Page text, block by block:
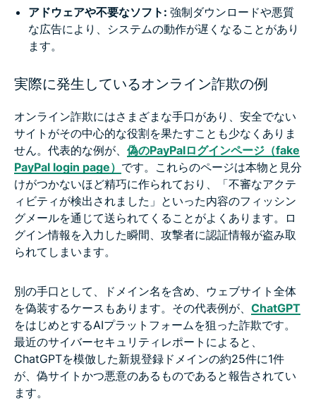
アドウェアや不要なソフト: 強制ダウンロードや悪質
な広告により、システムの動作が遅くなることがあり
ます。
実際に発生しているオンライン詐欺の例
オンライン詐欺にはさまざまな手口があり、安全でない
サイトがその中心的な役割を果たすことも少なくありま
せん。代表的な例が、 偽のPayPalログインページ（fake
PayPal login page） です。これらのページは本物と見分
けがつかないほど精巧に作られており、「不審なアクテ
ィビティが検出されました」といった内容のフィッシン
グメールを通じて送られてくることがよくあります。ロ
グイン情報を入力した瞬間、攻撃者に認証情報が盗み取
られてしまいます。
別の手口として、ドメイン名を含め、ウェブサイト全体
を偽装するケースもあります。その代表例が、 ChatGPT
をはじめとするAIプラットフォームを狙った詐欺です。
最近のサイバーセキュリティレポートによると、
ChatGPTを模倣した新規登録ドメインの約25件に1件
が、偽サイトかつ悪意のあるものであると報告されてい
ます。